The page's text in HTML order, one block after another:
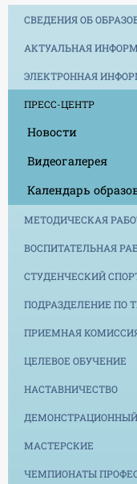
СВЕДЕНИЯ ОБ
АКТУАЛЬНАЯ
ЭЛЕКТРОННАЯ
ПРЕСС-ЦЕНТР
Новости
Видеогалерея
Календарь
МЕТОДИЧЕСКАЯ
ВОСПИТАТЕЛЬНАЯ
СТУДЕНЧЕСКИЙ
ПОДРАЗДЕЛЕНИЕ ПО
ПРИЕМНАЯ
ЦЕЛЕВОЕ ОБУЧЕНИЕ
НАСТАВНИЧЕСТВО
МАСТЕРСКИЕ
ЧЕМПИОНАТЫ